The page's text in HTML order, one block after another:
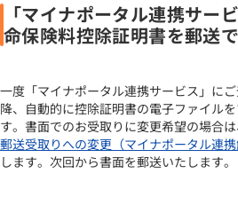
「マイナポータル連携サー
命保険料控除証明書を郵送
一度「マイナポータル連携サービス」に
降、自動的に控除証明書の電子ファイル
す。書面でのお受取りに変更希望の場合
郵送受取りへの変更（マイナポータル連携
します。次回から書面を郵送いたします。